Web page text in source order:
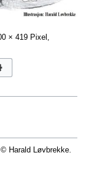
× 419 Pixel,
Harald Løvbrekke.